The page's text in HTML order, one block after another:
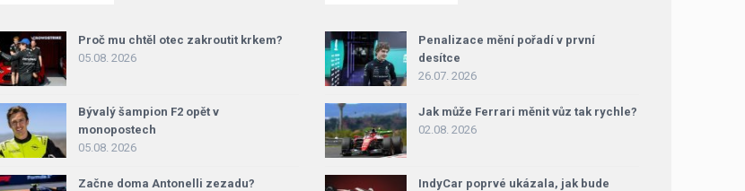
Proč mu chtěl otec zakroutit krkem?
05.08. 2026
Bývalý šampion F2 opět v
monopostech
05.08. 2026
Začne doma Antonelli zezadu?
Penalizace mění pořadí v první
desítce
26.07. 2026
Jak může Ferrari měnit vůz tak rychle?
02.08. 2026
IndyCar poprvé ukázala, jak bude